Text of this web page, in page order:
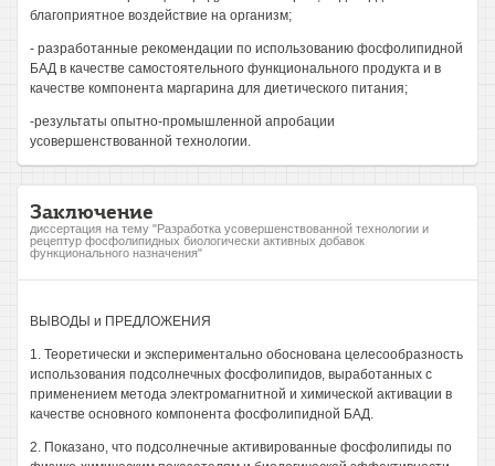
благоприятное воздействие на организм;
- разработанные рекомендации по использованию фосфолипидной
БАД в качестве самостоятельного функционального продукта и в
качестве компонента маргарина для диетического питания;
-результаты опытно-промышленной апробации
усовершенствованной технологии.
Заключение
диссертация на тему "Разработка усовершенствованной технологии и
рецептур фосфолипидных биологически активных добавок
функционального назначения"
ВЫВОДЫ и ПРЕДЛОЖЕНИЯ
1. Теоретически и экспериментально обоснована целесообразность
использования подсолнечных фосфолипидов, выработанных с
применением метода электромагнитной и химической активации в
качестве основного компонента фосфолипидной БАД.
2. Показано, что подсолнечные активированные фосфолипиды по